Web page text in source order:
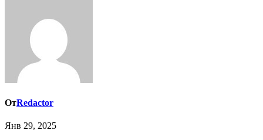
ОтRedactor
Янв 29, 2025